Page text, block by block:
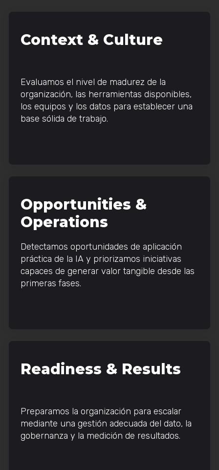
Context & Culture
Evaluamos el nivel de madurez de la
organización, las herramientas disponibles,
los equipos y los datos para establecer una
base sólida de trabajo.
Opportunities &
Operations
Detectamos oportunidades de aplicación
práctica de la IA y priorizamos iniciativas
capaces de generar valor tangible desde las
primeras fases.
Readiness & Results
Preparamos la organización para escalar
mediante una gestión adecuada del dato, la
gobernanza y la medición de resultados.